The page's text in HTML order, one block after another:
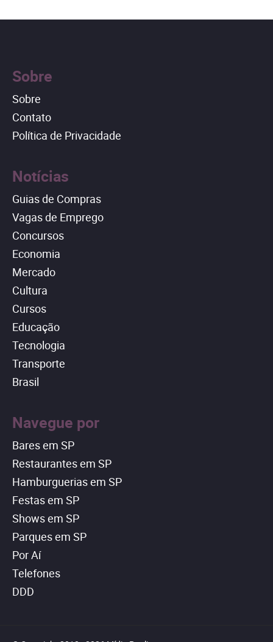
Sobre
Sobre
Contato
Política de Privacidade
Notícias
Guias de Compras
Vagas de Emprego
Concursos
Economia
Mercado
Cultura
Cursos
Educação
Tecnologia
Transporte
Brasil
Navegue por
Bares em SP
Restaurantes em SP
Hamburguerias em SP
Festas em SP
Shows em SP
Parques em SP
Por Aí
Telefones
DDD